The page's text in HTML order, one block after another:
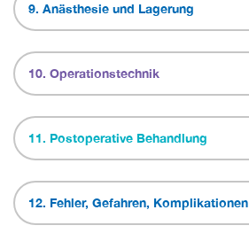
9. Anästhesie und Lagerung
10. Operationstechnik
11. Postoperative Behandlung
12. Fehler, Gefahren, Komplikationen